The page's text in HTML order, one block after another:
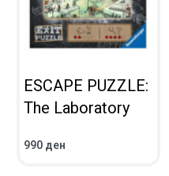
ESCAPE PUZZLE:
The Laboratory
990 ден
ВО КОШНИЧКА